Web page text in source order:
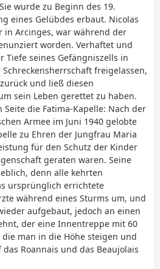
wurde zu Beginn des 19.
eines Gelübdes erbaut. Nicolas
in Arcinges, war während der
worden. Verhaftet und
seines Gefängniszells in
freigelassen,
und ließ diesen
sein Leben gerettet zu haben.
Seite die Fatima-Kapelle: Nach der
Armee im Juni 1940 gelobte
zu Ehren der Jungfrau Maria
für den Schutz der Kinder
geraten waren. Seine
denn alle kehrten
ursprünglich errichtete
während eines Sturms um, und
aufgebaut, jedoch an einen
der eine Innentreppe mit 60
man in die Höhe steigen und
Roannais und das Beaujolais